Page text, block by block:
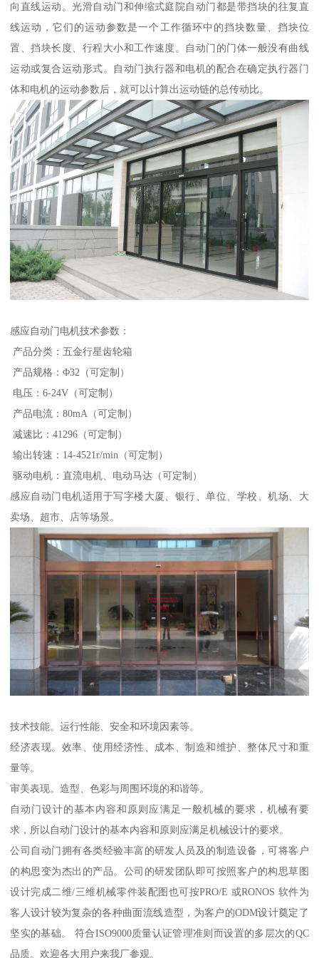
向直线运动。光滑自动门和伸缩式庭院自动门都是带挡块的往复直
线运动，它们的运动参数是一个工作循环中的挡块数量、挡块位
置、挡块长度、行程大小和工作速度。自动门的门体一般没有曲线
运动或复合运动形式。自动门执行器和电机的配合在确定执行器门
体和电机的运动参数后，就可以计算出运动链的总传动比。
感应自动门电机技术参数：
产品分类：五金行星齿轮箱
产品规格：Φ32（可定制）
电压：6-24V（可定制）
产品电流：80mA（可定制）
减速比：41296（可定制）
输出转速：14-4521r/min（可定制）
驱动电机：直流电机、电动马达（可定制）
感应自动门电机适用于写字楼大厦、银行、单位、学校、机场、大
卖场、超市、店等场景。
技术技能。运行性能、安全和环境因素等。
经济表现。效率、使用经济性、成本、制造和维护、整体尺寸和重
量等。
审美表现。造型、色彩与周围环境的和谐等。
自动门设计的基本内容和原则应满足一般机械的要求，机械有要
求，所以自动门设计的基本内容和原则应满足机械设计的要求。
公司自动门拥有各类经验丰富的研发人员及的制造设备，可将客户
的构思变为杰出的产品。公司的研发团队即可按照客户的构思草图
设计完成二维/三维机械零件装配图也可按PRO/E 或RONOS 软件为
客人设计较为复杂的各种曲面流线造型，为客户的ODM设计奠定了
坚实的基础。 符合ISO9000质量认证管理准则而设置的多层次的QC
品质。欢迎各大用户来我厂参观。